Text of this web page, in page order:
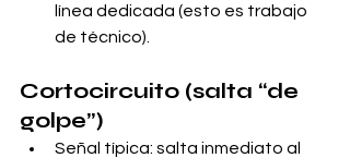
línea dedicada (esto es trabajo
de técnico).
Cortocircuito (salta “de
golpe”)
Señal típica: salta inmediato al